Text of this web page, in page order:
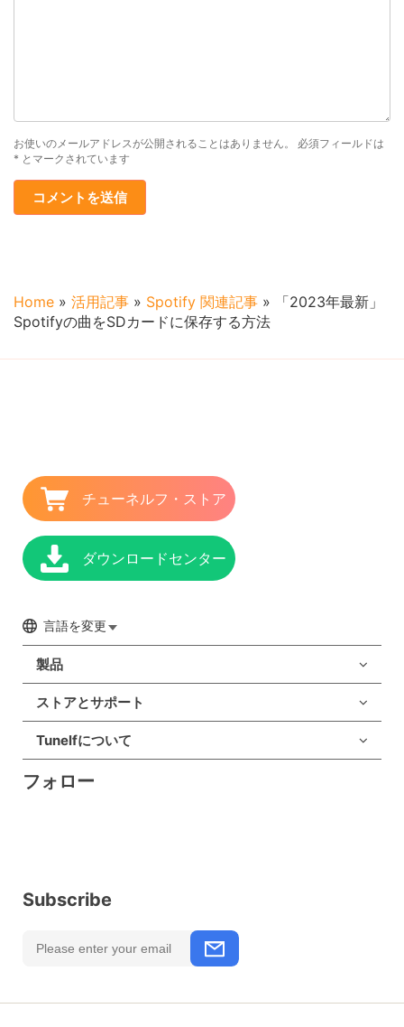
お使いのメールアドレスが公開されることはありません。
必須フィールドは
* とマークされています
Home » 活用記事 » Spotify 関連記事 »
「2023年最新」
Spotifyの曲をSDカードに保存する方法
チューネルフ・ストア
ダウンロードセンター
言語を変更
製品
ストアとサポート
Tunelfについて
フォロー
Subscribe